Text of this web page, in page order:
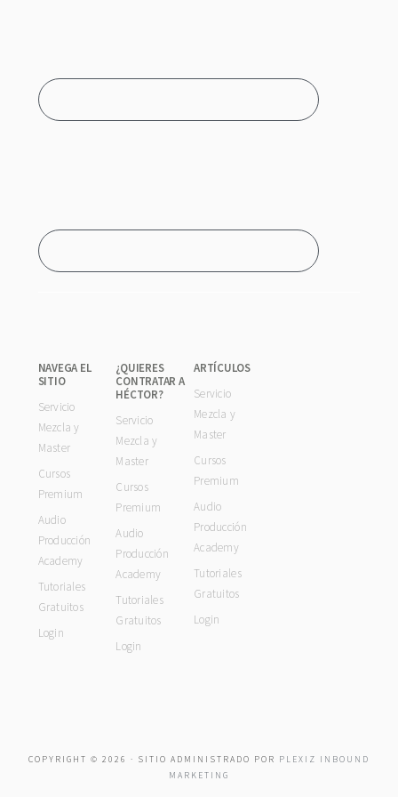
NAVEGA EL
SITIO
Servicio
Mezcla y
Master
Cursos
Premium
Audio
Producción
Academy
Tutoriales
Gratuitos
Login
¿QUIERES
CONTRATAR A
HÉCTOR?
Servicio
Mezcla y
Master
Cursos
Premium
Audio
Producción
Academy
Tutoriales
Gratuitos
Login
ARTÍCULOS
Servicio
Mezcla y
Master
Cursos
Premium
Audio
Producción
Academy
Tutoriales
Gratuitos
Login
COPYRIGHT © 2026 · SITIO ADMINISTRADO POR PLEXIZ INBOUND
MARKETING